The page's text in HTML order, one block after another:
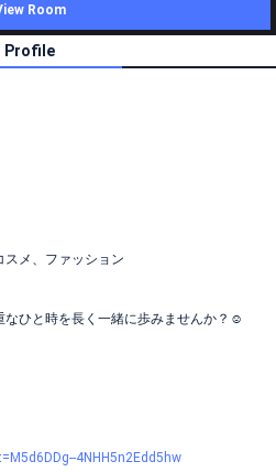
Room
Profile
メ、ファッション
ひと時を長く一緒に歩みませんか？☺️
4NHH5n2Edd5hw